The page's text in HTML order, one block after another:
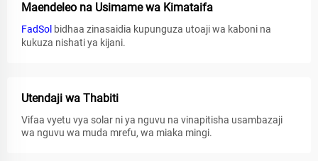
Maendeleo na Usimame wa Kimataifa
FadSol bidhaa zinasaidia kupunguza utoaji wa kaboni na
kukuza nishati ya kijani.
Utendaji wa Thabiti
Vifaa vyetu vya solar ni ya nguvu na vinapitisha usambazaji
wa nguvu wa muda mrefu, wa miaka mingi.